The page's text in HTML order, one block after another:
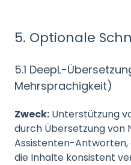
5. Optionale
5.1 DeepL-
Mehrsprachigkeit)
Zweck: Unterstützung
durch Übersetzung von
Assistenten-Antworten,
die Inhalte konsistent